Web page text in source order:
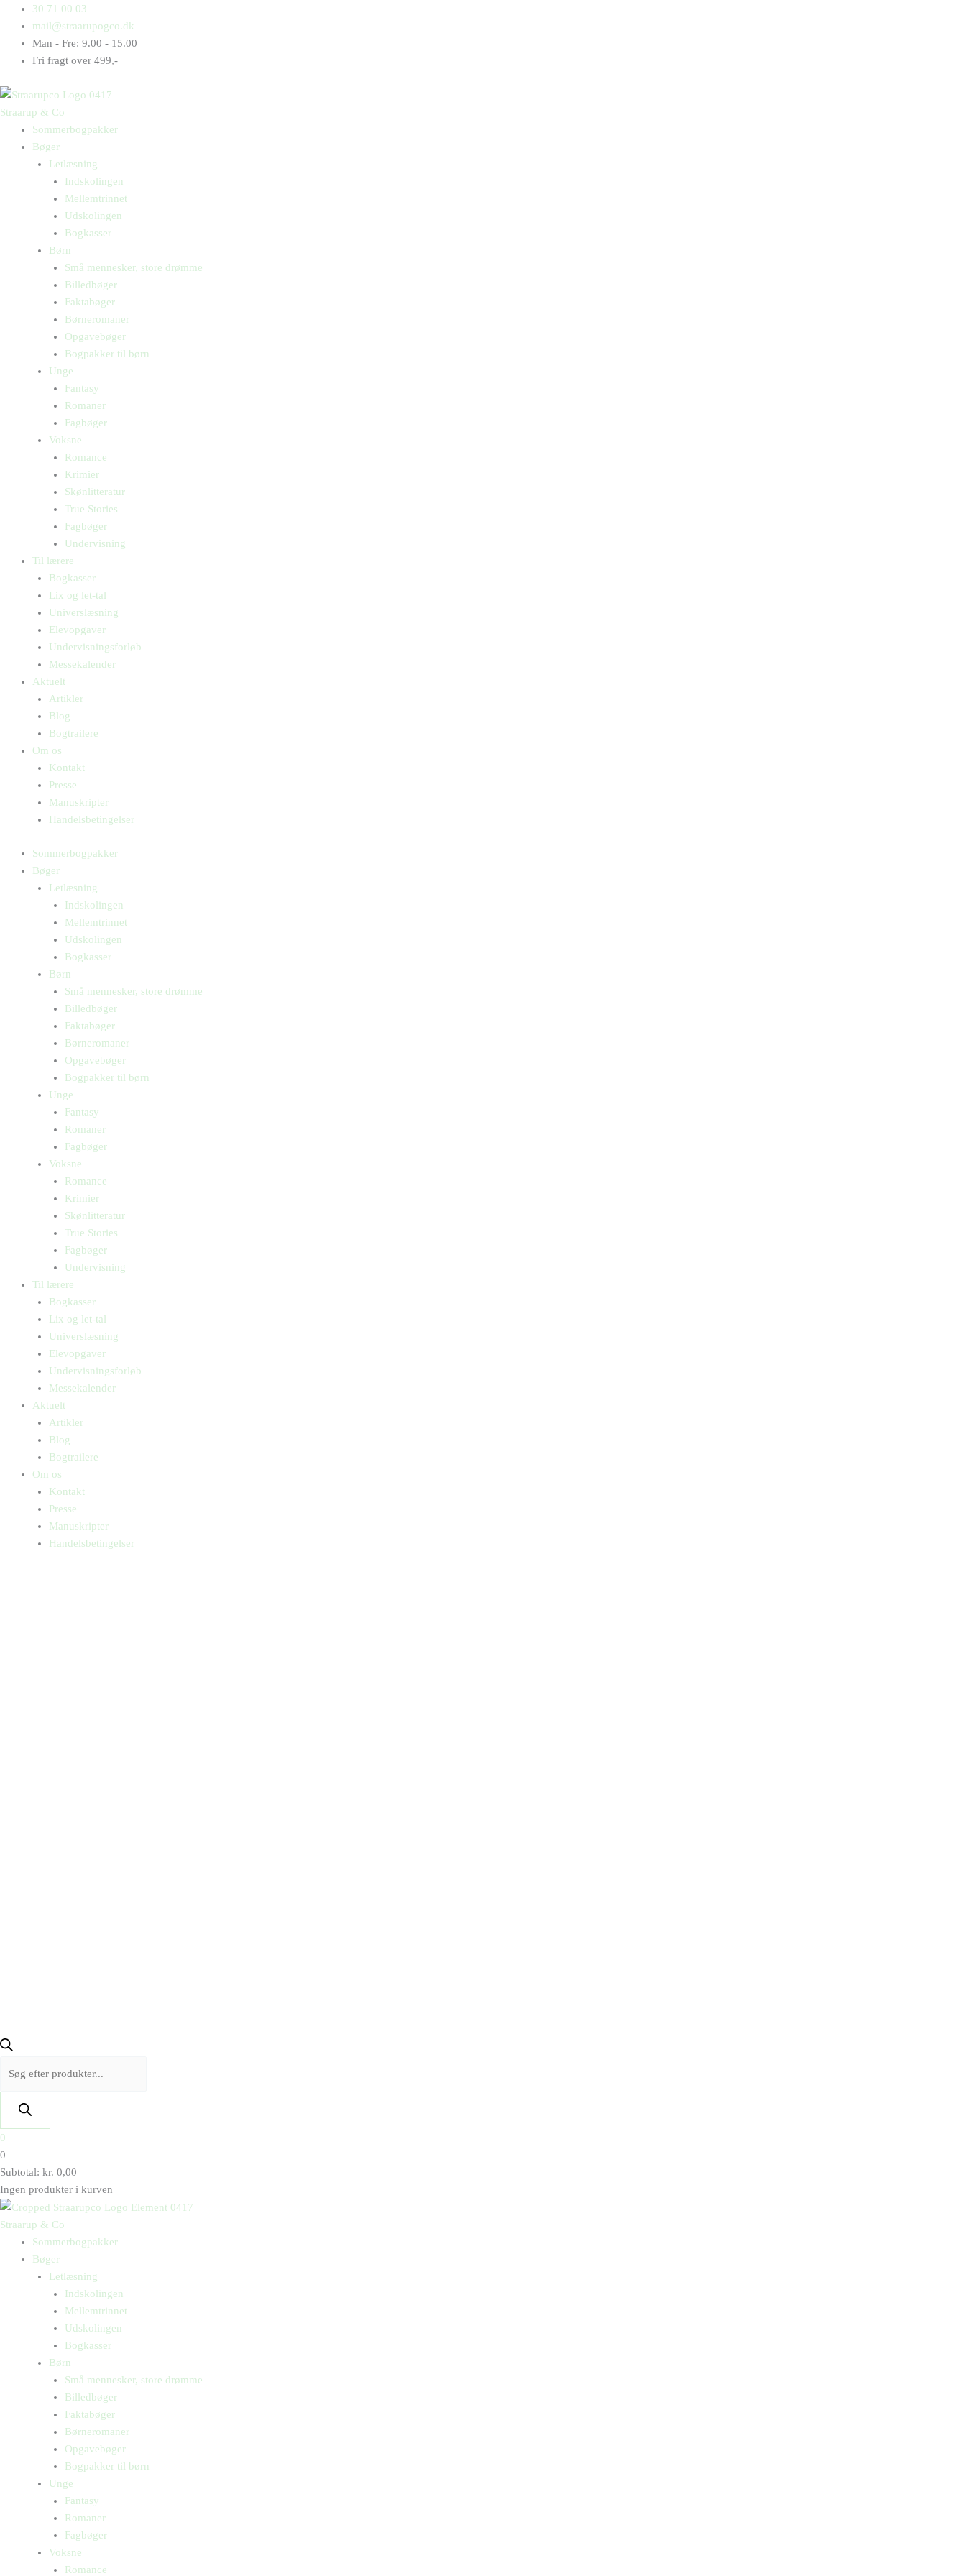
indholdet
30 71 00 03
mail@straarupogco.dk
Man - Fre: 9.00 - 15.00
Fri fragt over 499,-
Straarup & Co
Sommerbogpakker
Bøger
Letlæsning
Indskolingen
Mellemtrinnet
Udskolingen
Bogkasser
Børn
Små mennesker, store drømme
Billedbøger
Faktabøger
Børneromaner
Opgavebøger
Bogpakker til børn
Unge
Fantasy
Romaner
Fagbøger
Voksne
Romance
Krimier
Skønlitteratur
True Stories
Fagbøger
Undervisning
Til lærere
Bogkasser
Lix og let-tal
Universlæsning
Elevopgaver
Undervisningsforløb
Messekalender
Aktuelt
Artikler
Blog
Bogtrailere
Om os
Kontakt
Presse
Manuskripter
Handelsbetingelser
Sommerbogpakker
Bøger
Letlæsning
Indskolingen
Mellemtrinnet
Udskolingen
Bogkasser
Børn
Små mennesker, store drømme
Billedbøger
Faktabøger
Børneromaner
Opgavebøger
Bogpakker til børn
Unge
Fantasy
Romaner
Fagbøger
Voksne
Romance
Krimier
Skønlitteratur
True Stories
Fagbøger
Undervisning
Til lærere
Bogkasser
Lix og let-tal
Universlæsning
Elevopgaver
Undervisningsforløb
Messekalender
Aktuelt
Artikler
Blog
Bogtrailere
Om os
Kontakt
Presse
Manuskripter
Handelsbetingelser
Products
search
0
0
Subtotal: kr. 0,00
Ingen produkter i kurven
Straarup & Co
Sommerbogpakker
Bøger
Letlæsning
Indskolingen
Mellemtrinnet
Udskolingen
Bogkasser
Børn
Små mennesker, store drømme
Billedbøger
Faktabøger
Børneromaner
Opgavebøger
Bogpakker til børn
Unge
Fantasy
Romaner
Fagbøger
Voksne
Romance
Products
search
Brian
kviksand